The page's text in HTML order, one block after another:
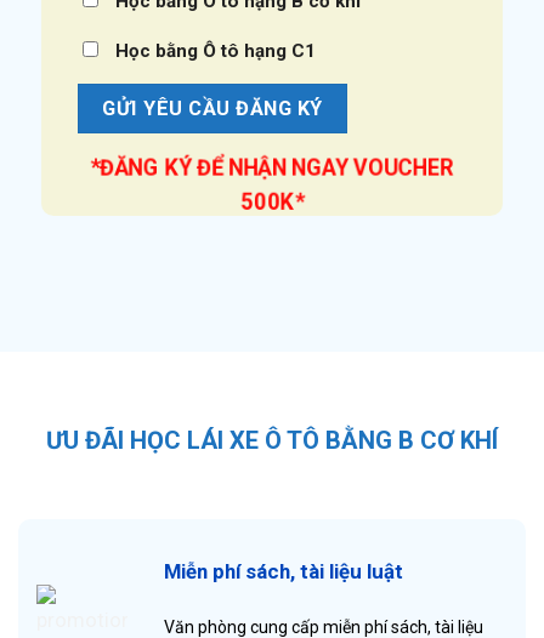
Học bằng Ô tô hạng C1
*ĐĂNG KÝ ĐỂ NHẬN NGAY VOUCHER
500K*
ƯU ĐÃI HỌC LÁI XE Ô TÔ BẰNG B CƠ KHÍ
Miễn phí sách, tài liệu luật
Văn phòng cung cấp miễn phí sách, tài liệu